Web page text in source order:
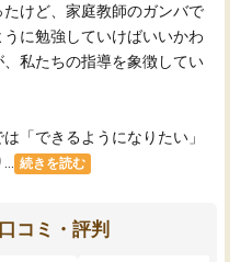
けど、家庭教師のガンバで
に勉強していけばいいかわ
私たちの指導を象徴してい
「できるようになりたい」
続きを読む
コミ・評判